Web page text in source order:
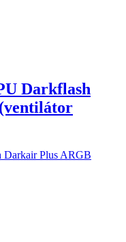
Darkflash
Darkair Plus ARGB